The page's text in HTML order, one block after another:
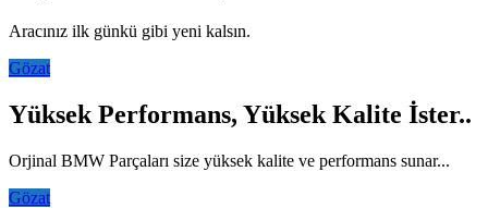
Aracınız ilk günkü gibi yeni kalsın.
Gözat
Yüksek Performans, Yüksek Kalite İster..
Orjinal BMW Parçaları size yüksek kalite ve performans sunar...
Gözat